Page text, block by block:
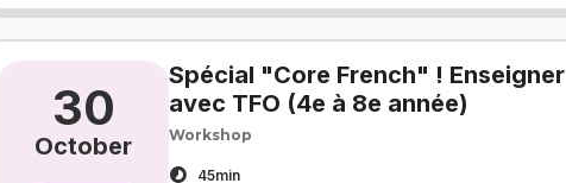
30
October
Spécial "Core French" ! Enseigner
avec TFO (4e à 8e année)
Workshop
45min